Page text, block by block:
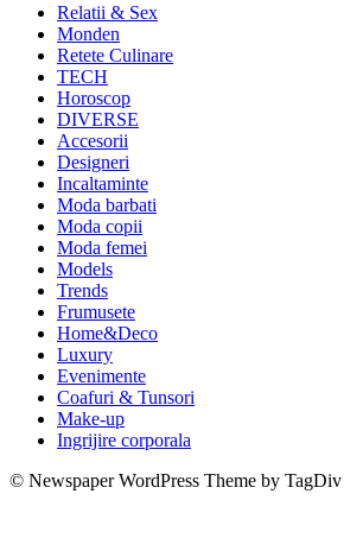
Relatii & Sex
Monden
Retete Culinare
TECH
Horoscop
DIVERSE
Accesorii
Designeri
Incaltaminte
Moda barbati
Moda copii
Moda femei
Models
Trends
Frumusete
Home&Deco
Luxury
Evenimente
Coafuri & Tunsori
Make-up
Ingrijire corporala
© Newspaper WordPress Theme by TagDiv